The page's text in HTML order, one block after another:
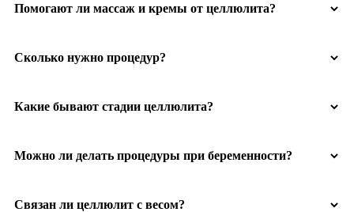
Помогают ли массаж и кремы от целлюлита?
Сколько нужно процедур?
Какие бывают стадии целлюлита?
Можно ли делать процедуры при беременности?
Связан ли целлюлит с весом?